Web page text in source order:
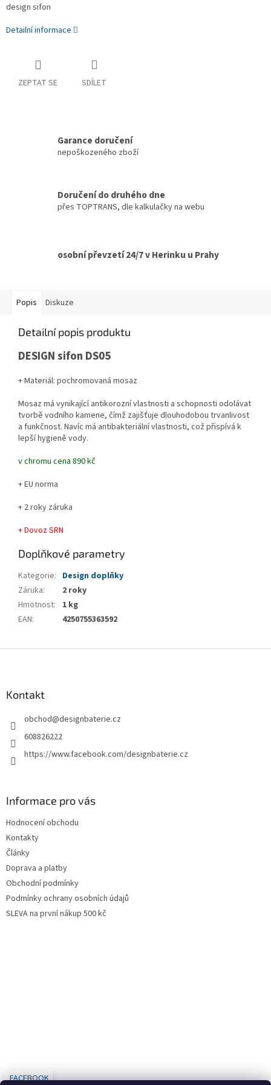
design sifon
Detailní informace
ZEPTAT SE SDÍLET
Garance doručení
nepoškozeného zboží
Doručení do druhého dne
přes TOPTRANS, dle kalkulačky na webu
osobní převzetí 24/7 v Herinku u Prahy
Popis Diskuze
Detailní popis produktu
DESIGN sifon DS05
+ Materiál: pochromovaná mosaz
Mosaz má vynikající antikorozní vlastnosti a schopnosti odolávat
tvorbě vodního kamene, čímž zajišťuje dlouhodobou trvanlivost
a funkčnost. Navíc má antibakteriální vlastnosti, což přispívá k
lepší hygieně vody.
v chromu cena 890 kč
+ EU norma
+ 2 roky záruka
+ Dovoz SRN
Doplňkové parametry
Kategorie: Design doplňky
Záruka:
2 roky
Hmotnost:
1 kg
EAN: 4250755363592
Kontakt
obchod@designbaterie.cz
608826222
https://www.facebook.com/designbaterie.cz
Informace pro vás
Hodnocení obchodu
Kontakty
Články
Doprava a platby
Obchodní podmínky
Podmínky ochrany osobních údajů
SLEVA na první nákup 500 kč
FACEBOOK